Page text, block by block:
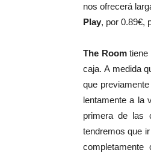
nos ofrecerá
Play, por 0.89€,
The Roomtiene
caja. A medida
que
lentamente a la
primera de las
tendremos que